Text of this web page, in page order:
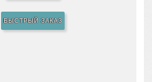
БЫСТРЫЙ ЗАКАЗ